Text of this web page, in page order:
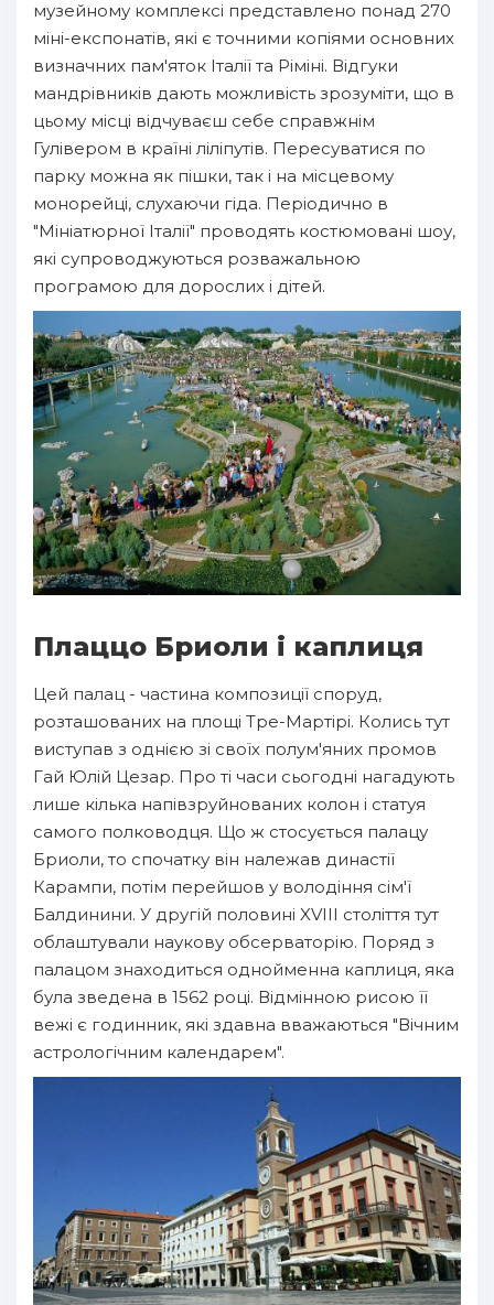
музейному комплексі представлено понад 270
міні-експонатів, які є точними копіями основних
визначних пам'яток Італії та Ріміні. Відгуки
мандрівників дають можливість зрозуміти, що в
цьому місці відчуваєш себе справжнім
Гулівером в країні ліліпутів. Пересуватися по
парку можна як пішки, так і на місцевому
монорейці, слухаючи гіда. Періодично в
"Мініатюрної Італії" проводять костюмовані шоу,
які супроводжуються розважальною
програмою для дорослих і дітей.
Плаццо Бриоли і каплиця
Цей палац - частина композиції споруд,
розташованих на площі Тре-Мартірі. Колись тут
виступав з однією зі своїх полум'яних промов
Гай Юлій Цезар. Про ті часи сьогодні нагадують
лише кілька напівзруйнованих колон і статуя
самого полководця. Що ж стосується палацу
Бриоли, то спочатку він належав династії
Карампи, потім перейшов у володіння сім'ї
Балдинини. У другій половині XVIII століття тут
облаштували наукову обсерваторію. Поряд з
палацом знаходиться однойменна каплиця, яка
була зведена в 1562 році. Відмінною рисою її
вежі є годинник, які здавна вважаються "Вічним
астрологічним календарем".